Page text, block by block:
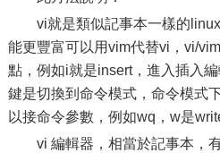
vi就是類似記事本一樣的
能更豐富可以用vim代替vi，vi/
點，例如i就是insert，進入插入
鍵是切換到命令模式，命令模式
以接命令參數，例如wq，w是
vi 編輯器，相當於記事本，